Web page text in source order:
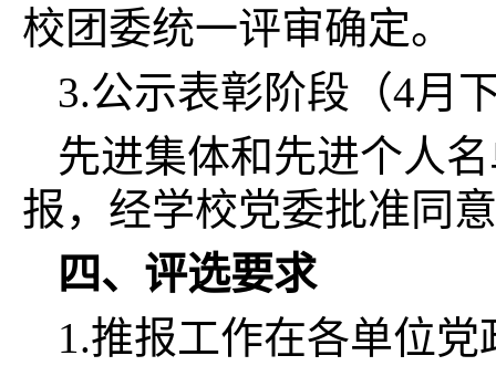
校团委统一评审确定。
3.公示表彰阶段（4月
先进集体和先进个人
报，经学校党委批准同
四、评选要求
1.推报工作在各单位